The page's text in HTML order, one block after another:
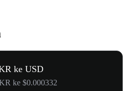
ke USD
ke $0.000332